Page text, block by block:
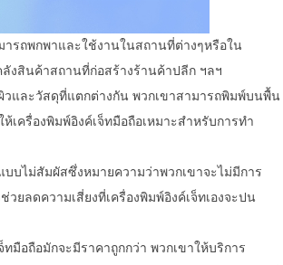
ารถพกพาและใช้งานในสถานที่ต่างๆหรือใน
งสินค้าสถานที่ก่อสร้างร้านค้าปลีก ฯลฯ
วและวัสดุที่แตกต่างกัน พวกเขาสามารถพิมพ์บนพื้น
เครื่องพิมพ์อิงค์เจ็ทมือถือเหมาะสำหรับการทำ
บไม่สัมผัสซึ่งหมายความว่าพวกเขาจะไม่มีการ
ยลดความเสี่ยงที่เครื่องพิมพ์อิงค์เจ็ทเองจะปน
มือถือมักจะมีราคาถูกกว่า พวกเขาให้บริการ